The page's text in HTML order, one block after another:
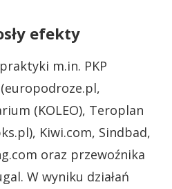
efekty
m.in. PKP
(KOLEO), Teroplan
Kiwi.com, Sindbad,
oraz przewoźnika
W wyniku działań